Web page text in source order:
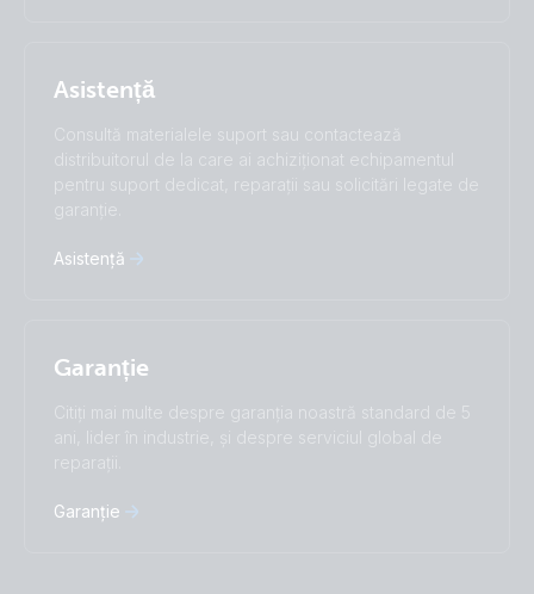
Türkçe
中國人
Asistență
Consultă materialele suport sau contactează
distribuitorul de la care ai achiziționat echipamentul
pentru suport dedicat, reparații sau solicitări legate de
garanție.
Asistență
Garanție
Citiți mai multe despre garanția noastră standard de 5
ani, lider în industrie, și despre serviciul global de
reparații.
Garanție